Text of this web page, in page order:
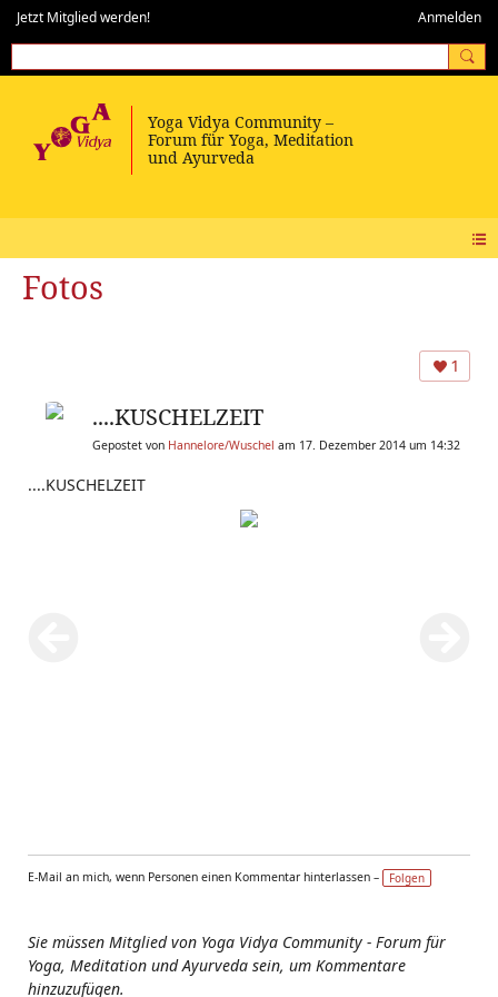
Jetzt Mitglied werden! Anmelden
Fotos
1
....KUSCHELZEIT
Gepostet von Hannelore/Wuschel am 17. Dezember 2014 um 14:32
....KUSCHELZEIT
E-Mail an mich, wenn Personen einen Kommentar hinterlassen – Folgen
Sie müssen Mitglied von Yoga Vidya Community - Forum für
Yoga, Meditation und Ayurveda sein, um Kommentare
hinzuzufügen.